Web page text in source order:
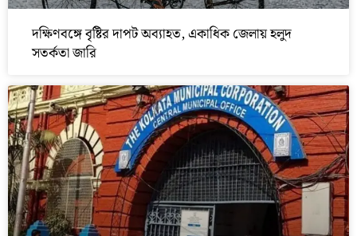
দক্ষিণবঙ্গে বৃষ্টির দাপট অব্যাহত, একাধিক জেলায় হলুদ
সতর্কতা জারি